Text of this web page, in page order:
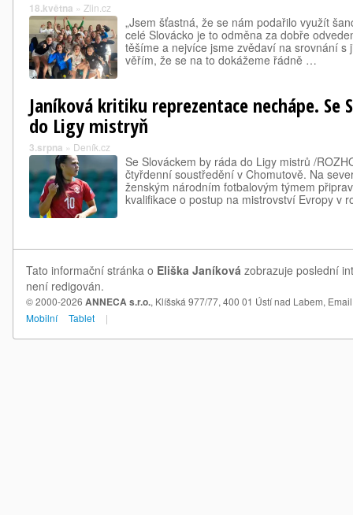
18.května » Zlin.cz
„Jsem šťastná, že se nám podařilo využít
celé Slovácko je to odměna za dobře
těšíme a nejvíce jsme zvědaví na srovnání s
věřím, že se na to dokážeme řádně …
Janíková kritiku reprezentace nechápe. Se
do Ligy mistryň
3.srpna » Deník.cz
Se Slováckem by ráda do Ligy mistrů /
čtyřdenní soustředění v Chomutově. Na
ženským národním fotbalovým týmem
kvalifikace o postup na mistrovství Evropy v
Tato informační stránka o Eliška Janíková zobrazuje poslední
není redigován.
© 2000-2026 ANNECA s.r.o., Klíšská 977/77, 400 01 Ústí nad Labem,
Mobilní
Tablet |